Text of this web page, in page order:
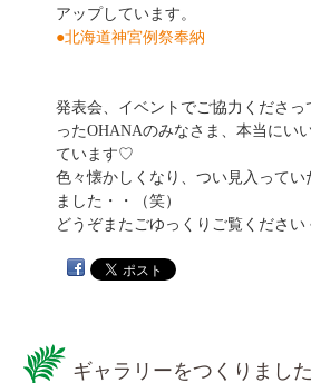
アップしています。
●北海道神宮例祭奉納
発表会、イベントでご協力くださっ
ったOHANAのみなさま、本当にい
ています♡
色々懐かしくなり、つい見入って
ました・・（笑）
どうぞまたごゆっくりご覧ください
ギャラリーをつくりまし